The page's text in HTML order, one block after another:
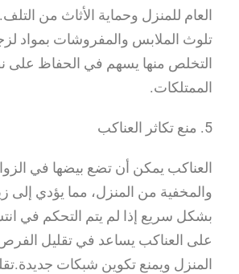
العام للمنزل وحماية الأثاث من
تلوث الملابس والمفروشات بمواد
التخلص منها يسهم في الحفاظ على
الممتلكات.
5. منع تكاثر العناكب
العناكب يمكن أن تضع بيضها في
والمخفية من المنزل، مما يؤدي إلى
بشكل سريع إذا لم يتم التحكم في
على العناكب يساعد في تقليل الفرص
المنزل ويمنع تكوين شبكات